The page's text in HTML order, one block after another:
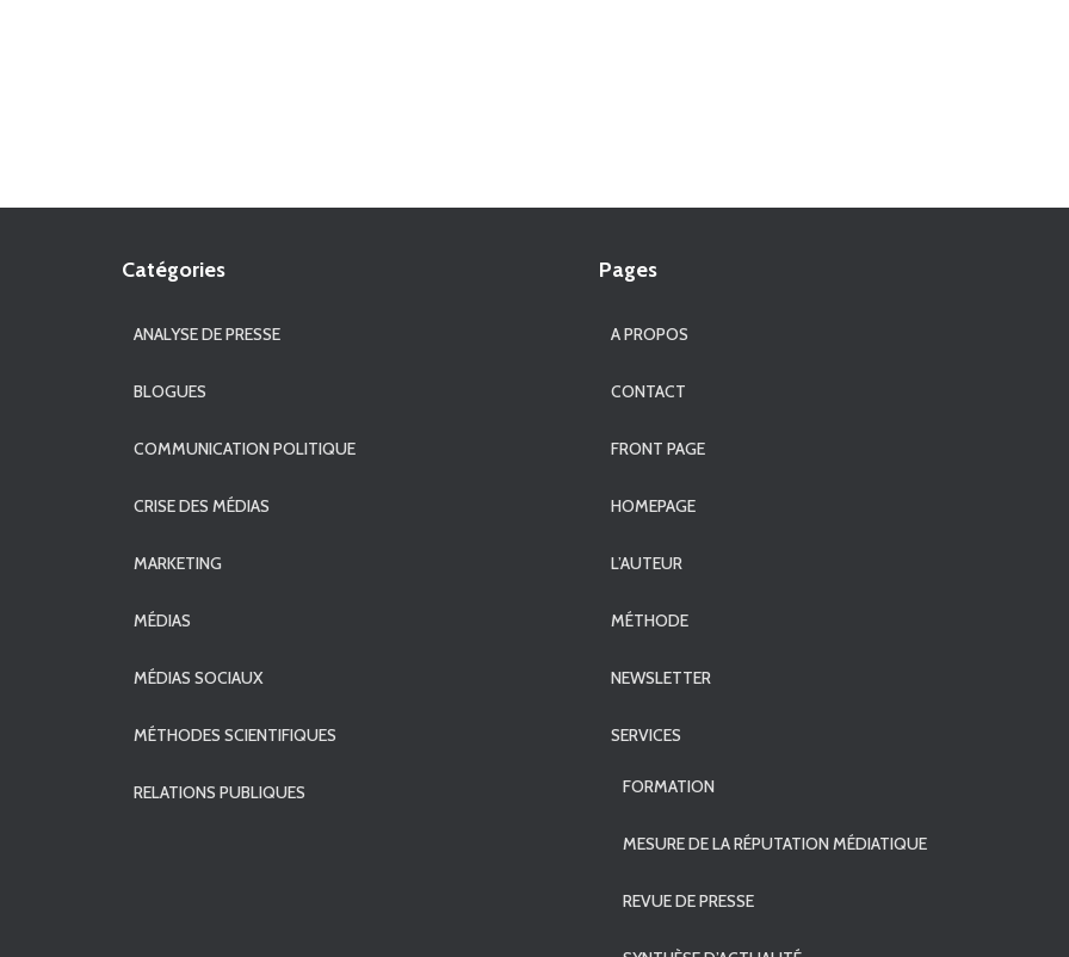
Catégories
ANALYSE DE PRESSE
BLOGUES
COMMUNICATION POLITIQUE
CRISE DES MÉDIAS
MARKETING
MÉDIAS
MÉDIAS SOCIAUX
MÉTHODES SCIENTIFIQUES
RELATIONS PUBLIQUES
Pages
A PROPOS
CONTACT
FRONT PAGE
HOMEPAGE
L’AUTEUR
MÉTHODE
NEWSLETTER
SERVICES
FORMATION
MESURE DE LA RÉPUTATION MÉDIATIQUE
REVUE DE PRESSE